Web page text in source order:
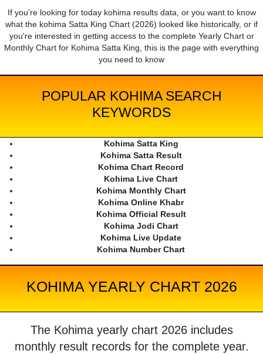
If you're looking for today kohima results data, or you want to know
what the kohima Satta King Chart (2026) looked like historically, or if
you're interested in getting access to the complete Yearly Chart or
Monthly Chart for Kohima Satta King, this is the page with everything
you need to know
POPULAR KOHIMA SEARCH
KEYWORDS
Kohima Satta King
Kohima Satta Result
Kohima Chart Record
Kohima Live Chart
Kohima Monthly Chart
Kohima Online Khabr
Kohima Official Result
Kohima Jodi Chart
Kohima Live Update
Kohima Number Chart
KOHIMA YEARLY CHART 2026
The Kohima yearly chart 2026 includes
monthly result records for the complete year.